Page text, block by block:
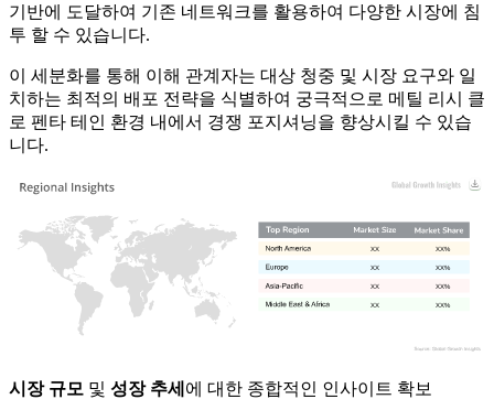
기반에 도달하여 기존 네트워크를 활용하여 다양한 시장에 침
투 할 수 있습니다.
이 세분화를 통해 이해 관계자는 대상 청중 및 시장 요구와 일
치하는 최적의 배포 전략을 식별하여 궁극적으로 메틸 리시 클
로 펜타 테인 환경 내에서 경쟁 포지셔닝을 향상시킬 수 있습
니다.
XX%
XX
XX%
XX
XX%
XX
XX%
XX
시장 규모 및 성장 추세 에 대한 종합적인 인사이트 확보